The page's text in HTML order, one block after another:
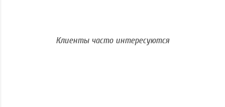
Клиенты часто интересуются